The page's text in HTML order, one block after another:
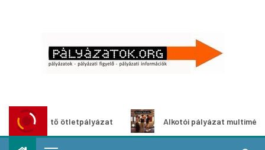
ötletpályázat Alkotói pályázat multimédia-